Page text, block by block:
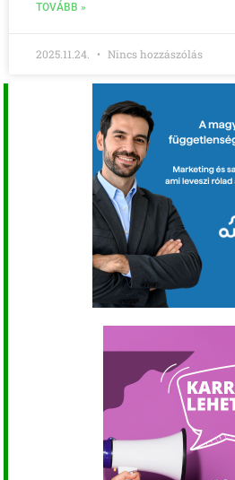
TOVÁBB »
2025.11.24. Nincs hozzászólás